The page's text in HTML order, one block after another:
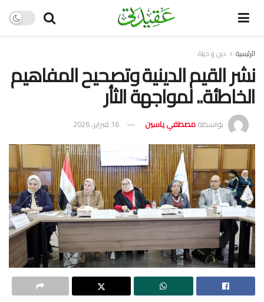
الرئيسية دين و حياة
نشر القيم الدينية وتصحيح المفاهيم
الخاطئة.. لمواجهة الثأر
بواسطةمصطفي ياسين 16 فبراير، 2026